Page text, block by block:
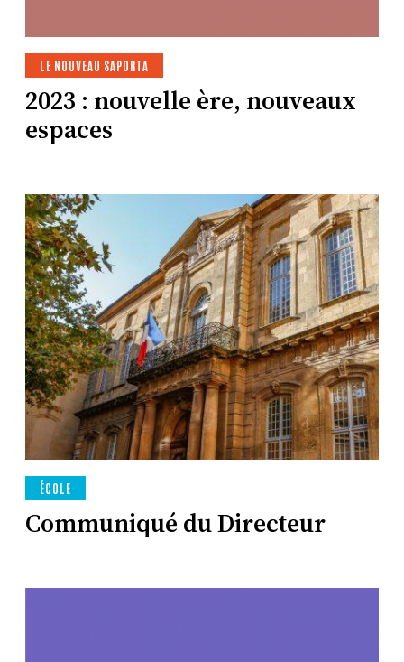
LE NOUVEAU SAPORTA
2023 : nouvelle ère, nouveaux
espaces
ÉCOLE
Communiqué du Directeur